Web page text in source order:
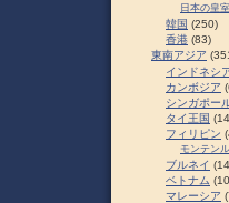
日本の皇室
韓国 (250)
香港 (83)
東南アジア
インドネシ
カンボジア
シンガポー
タイ王国
フィリピン
モンテン
ブルネイ
ベトナム
マレーシア